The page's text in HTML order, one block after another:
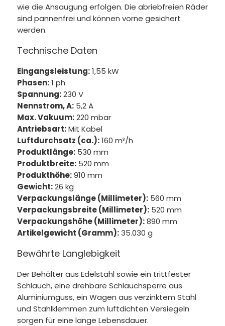
wie die Ansaugung erfolgen. Die abriebfreien Räder
sind pannenfrei und können vorne gesichert
werden.
Technische Daten
Eingangsleistung:1,55 kW
Phasen:1 ph
Spannung:230 V
Nennstrom, A:5,2 A
Max. Vakuum:220 mbar
Antriebsart:Mit Kabel
Luftdurchsatz (ca.):160 m³/h
Produktlänge:530 mm
Produktbreite:520 mm
Produkthöhe:910 mm
Gewicht:26 kg
Verpackungslänge (Millimeter):560 mm
Verpackungsbreite (Millimeter):520 mm
Verpackungshöhe (Millimeter):890 mm
Artikelgewicht (Gramm):35.030 g
Bewährte Langlebigkeit
Der Behälter aus Edelstahl sowie ein trittfester
Schlauch, eine drehbare Schlauchsperre aus
Aluminiumguss, ein Wagen aus verzinktem Stahl
und Stahlklemmen zum luftdichten Versiegeln
sorgen für eine lange Lebensdauer.